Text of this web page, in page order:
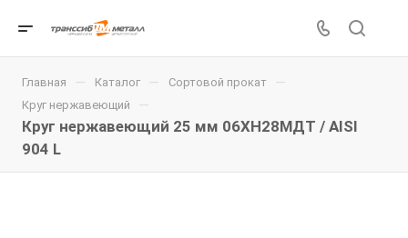
Главная — Каталог — Сортовой прокат —
Круг нержавеющий —
Круг нержавеющий 25 мм 06ХН28МДТ / AISI
904 L